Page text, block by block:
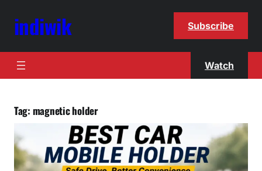
indiwik Subscribe
Watch
Tag: magnetic holder